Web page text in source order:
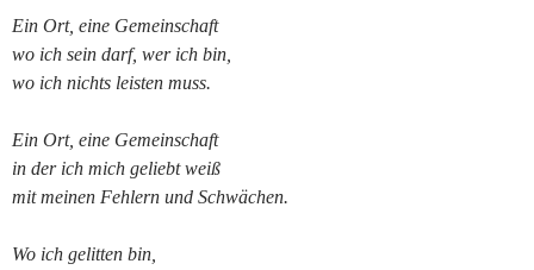
Ein Ort, eine Gemeinschaft
wo ich sein darf, wer ich bin,
wo ich nichts leisten muss.
Ein Ort, eine Gemeinschaft
in der ich mich geliebt weiß
mit meinen Fehlern und Schwächen.
Wo ich gelitten bin,